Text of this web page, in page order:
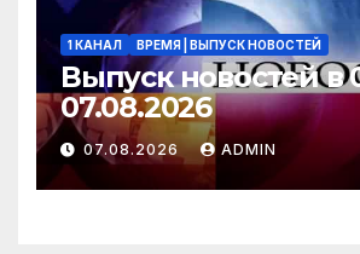
1 КАНАЛ ВРЕМЯ | ВЫПУСК НОВОСТЕЙ
Выпуск новостей в
07.08.2026
07.08.2026 ADMIN